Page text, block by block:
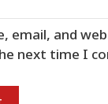
email, and
next time I